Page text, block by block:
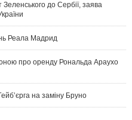
до Сербії, заява
Реала Мадрид
про оренду Рональда Араухо
на заміну Бруно